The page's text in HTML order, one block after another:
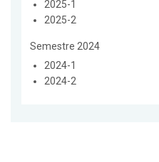
2025-1
2025-2
Semestre 2024
2024-1
2024-2